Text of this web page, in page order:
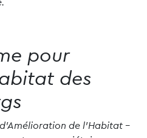
pour
des
de l’Habitat –